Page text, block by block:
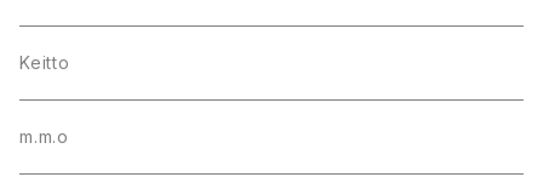
Keitto
m.m.o